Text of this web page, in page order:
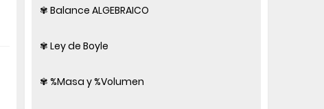
✾ Balance ALGEBRAICO
✾ Ley de Boyle
✾ %Masa y %Volumen